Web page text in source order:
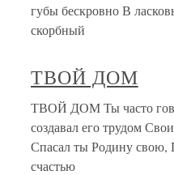
губы бескровно В
скорбный
ТВОЙ ДОМ
ТВОЙ ДОМ Ты
создавал его трудом
Спасал ты Родину свою,
счастью